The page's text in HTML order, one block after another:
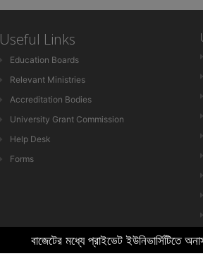
বাজেটের মধ্যে প্রাইভেট ইউনিভার্সিটিতে
Useful Links
Education Boards
Relevant Ministries
Accreditation Bodies
University Grant Commission
Help Desk
Forms